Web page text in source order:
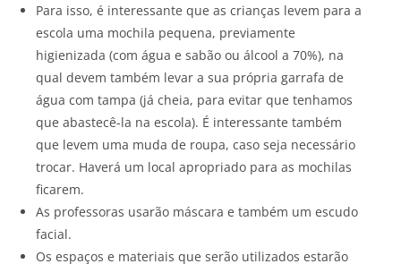
Para isso, é interessante que as crianças levem para a
escola uma mochila pequena, previamente
higienizada (com água e sabão ou álcool a 70%), na
qual devem também levar a sua própria garrafa de
água com tampa (já cheia, para evitar que tenhamos
que abastecê-la na escola). É interessante também
que levem uma muda de roupa, caso seja necessário
trocar. Haverá um local apropriado para as mochilas
ficarem.
As professoras usarão máscara e também um escudo
facial.
Os espaços e materiais que serão utilizados estarão